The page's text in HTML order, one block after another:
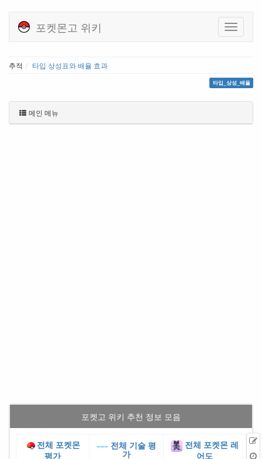
포켓몬고 위키
추적 타입 상성표와 배율 효과
타입_상성_배율
메인 메뉴
포켓고 위키 추천 정보 모음
전체 포켓몬
평가
전체 기술 평
가
전체 포켓몬 레
어도